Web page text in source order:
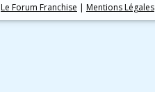
Le Forum Franchise Mentions Légales